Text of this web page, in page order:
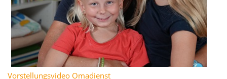
Vorstellungsvideo Omadienst